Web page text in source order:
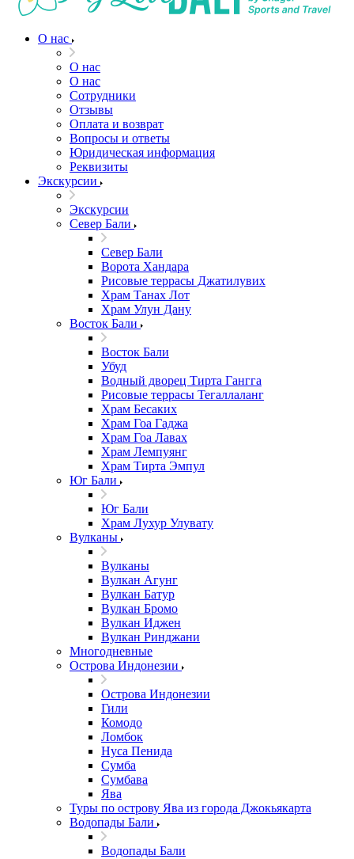
О нас
О нас
О нас
Сотрудники
Отзывы
Оплата и возврат
Вопросы и ответы
Юридическая информация
Реквизиты
Экскурсии
Экскурсии
Север Бали
Север Бали
Ворота Хандара
Рисовые террасы Джатилувих
Храм Танах Лот
Храм Улун Дану
Восток Бали
Восток Бали
Убуд
Водный дворец Тирта Гангга
Рисовые террасы Тегаллаланг
Храм Бесаких
Храм Гоа Гаджа
Храм Гоа Лавах
Храм Лемпуянг
Храм Тирта Эмпул
Юг Бали
Юг Бали
Храм Лухур Улувату
Вулканы
Вулканы
Вулкан Агунг
Вулкан Батур
Вулкан Бромо
Вулкан Иджен
Вулкан Ринджани
Многодневные
Острова Индонезии
Острова Индонезии
Гили
Комодо
Ломбок
Нуса Пенида
Сумба
Сумбава
Ява
Туры по острову Ява из города Джокьякарта
Водопады Бали
Водопады Бали